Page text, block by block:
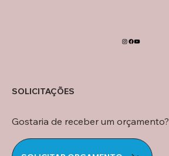
SOLICITAÇÕES
Gostaria de receber um orçamento?